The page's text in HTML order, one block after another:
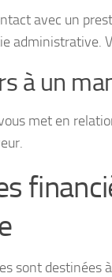
avec un
administrative.
à un
met en
sont destinées